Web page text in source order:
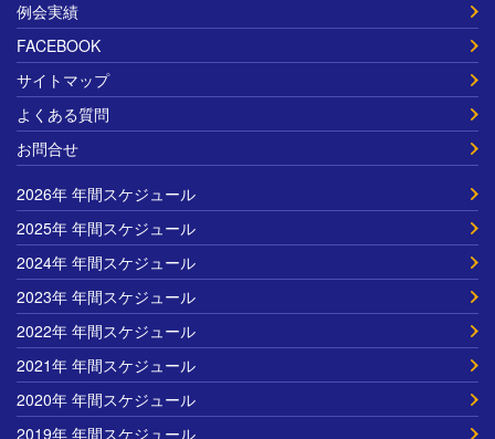
例会実績
FACEBOOK
サイトマップ
よくある質問
お問合せ
2026年 年間スケジュール
2025年 年間スケジュール
2024年 年間スケジュール
2023年 年間スケジュール
2022年 年間スケジュール
2021年 年間スケジュール
2020年 年間スケジュール
2019年 年間スケジュール